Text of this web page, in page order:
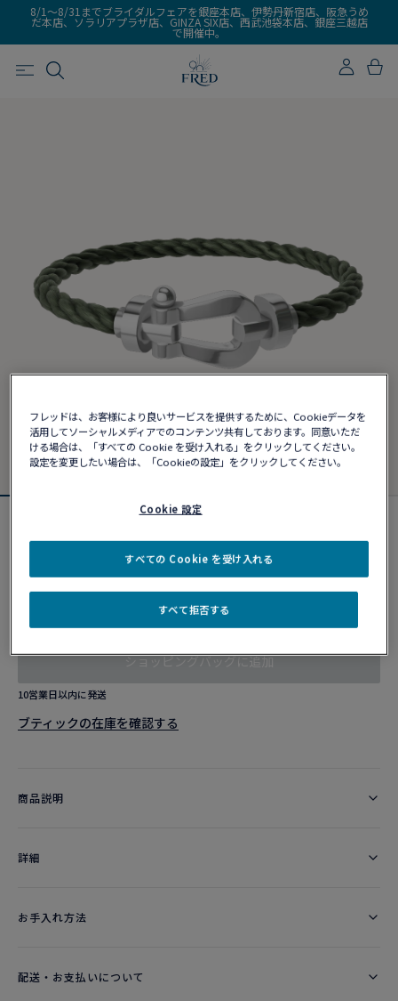
8/1～8/31までブライダルフェアを銀座本店、伊勢丹新宿店、阪急うめ
だ本店、ソラリアプラザ店、GINZA SIX店、西武池袋本店、銀座三越店
で開催中。
フォース10ブレスレット
カスタマイズ
ショッピングバッグに追加
10営業日以内に発送
ブティックの在庫を確認する​
商品説明
詳細​
お手入れ方法
配送・お支払いについて
フレッドは、お客様により良いサービスを提供するために、Cookieデータを
活用してソーシャルメディアでのコンテンツ共有しております。同意いただ
ける場合は、「すべての Cookie を受け入れる」をクリックしてください。
設定を変更したい場合は、「Cookieの設定」をクリックしてください。
Cookie 設定
すべて拒否する
すべての Cookie を受け入れる